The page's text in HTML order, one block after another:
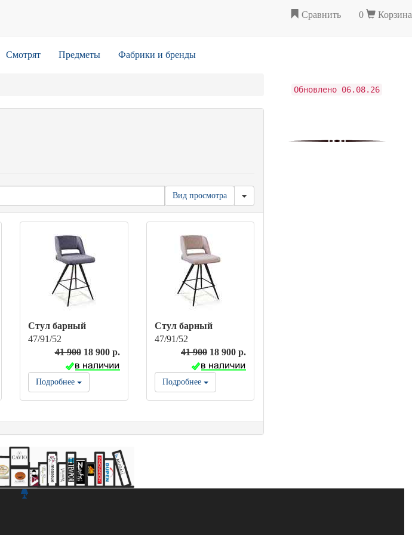
Сравнить 0 Корзина
Смотрят Предметы Фабрики и бренды
Вид просмотра
Стул барный
47/91/52
41 90018 900 р.
Подробнее
Стул барный
47/91/52
41 900 18 900 р.
Подробнее
Обновлено 06.08.26